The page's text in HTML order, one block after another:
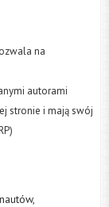
na
autorami
stronie i mają swój